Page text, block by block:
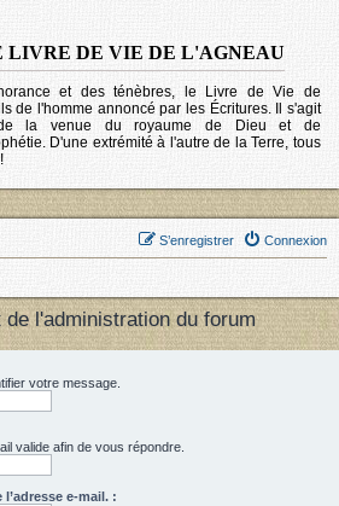
LIVRE DE VIE DE L'AGNEAU
et des ténèbres, le Livre de Vie de
de l'homme annoncé par les Écritures. Il s'agit
la venue du royaume de Dieu et de
D'une extrémité à l'autre de la Terre, tous
Connexion
S’enregistrer
l'administration du forum
votre message.
valide afin de vous répondre.
e-mail. :